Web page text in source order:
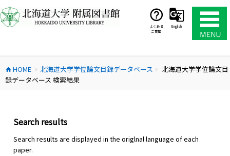
ン
テ
ス
キ
よくある
ご質問
English
home HOME chevron_right 北海道大学学位論文目録データベース chevron_right
北海道大学学位論文目
録データベース 検索結果
Search results
Search results are displayed in the origlnal language of each
paper.